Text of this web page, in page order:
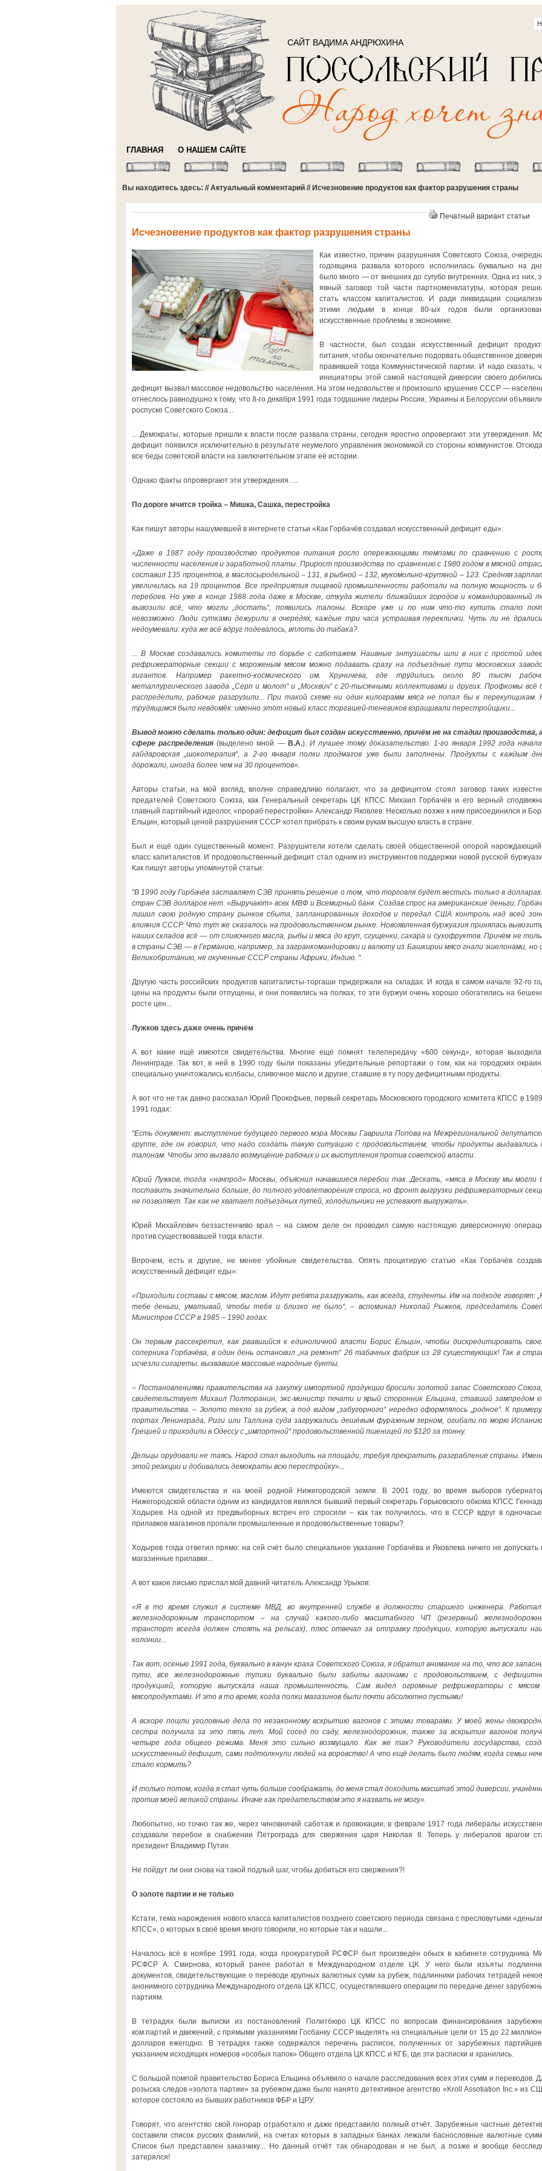
САЙТ ВАДИМА АНДРЮХИНА
ГЛАВНАЯ О НАШЕМ САЙТЕ
Вы находитесь здесь: //Актуальный комментарий // Исчезновение продуктов как фактор разрушения страны
Печатный вариант статьи
Исчезновение продуктов как фактор разрушения страны
Как известно, причин разрушения Советского Союза,
годовщина развала которого исполнилась буквально на
было много — от внешних до сугубо внутренних. Одна из них,
явный заговор той части партноменклатуры, которая
стать классом капиталистов. И ради ликвидации
этими людьми в конце 80-ых годов были
искусственные проблемы в экономике.
В частности, был создан искусственный дефицит
питания, чтобы окончательно подорвать общественное
правившей тогда Коммунистической партии. И надо сказать,
инициаторы этой самой настоящей диверсии своего
дефицит вызвал массовое недовольство населения. На этом недовольстве и произошло крушение СССР —
отнеслось равнодушно к тому, что 8-го декабря 1991 года тогдашние лидеры России, Украины и Белоруссии
роспуске Советского Союза...
... Демократы, которые пришли к власти после развала страны, сегодня яростно опровергают эти утверждения.
дефицит появился исключительно в результате неумелого управления экономикой со стороны коммунистов.
все беды советской власти на заключительном этапе её истории.
Однако факты опровергают эти утверждения. ...
По дороге мчится тройка – Мишка, Сашка, перестройка
Как пишут авторы нашумевшей в интернете статьи «Как Горбачёв создавал искусственный дефицит еды»:
«Даже в 1987 году производство продуктов питания росло опережающими темпами по сравнению с
численности населения и заработной платы. Прирост производства по сравнению с 1980 годом в мясной
составил 135 процентов, в маслосыродельной – 131, в рыбной – 132, мукомольно-крупяной – 123. Средняя
увеличилась на 19 процентов. Все предприятия пищевой промышленности работали на полную мощность и
перебоев. Но уже в конце 1988 года даже в Москве, откуда жители ближайших городов и командированный
вывозили всё, что могли „достать“, появились талоны. Вскоре уже и по ним что-то купить стало
невозможно. Люди сутками дежурили в очередях, каждые три часа устраивая переклички. Чуть ли не
недоумевали: куда же всё вдруг подевалось, вплоть до табака?
... В Москве создавались комитеты по борьбе с саботажем. Наивные энтузиасты шли в них с простой
рефрижераторные секции с мороженым мясом можно подавать сразу на подъездные пути московских
гигантов. Например ракетно-космического им. Хруничева, где трудились около 80 тысяч
металлургического завода „Серп и молот“ и „Москвич“ с 20-тысячными коллективами и других. Профкомы всё
распределили, рабочие разгрузили... При такой схеме ни один килограмм мяса не попал бы к перекупщикам.
трудящимся было невдомёк: именно этот новый класс торгашей-теневиков взращивали перестройщики...
Вывод можно сделать только один: дефицит был создан искусственно, причём не на стадии производства,
сфере распределения(выделено мной — В.А.). И лучшее тому доказательство: 1-го января 1992 года
гайдаровская „шокотерапия“, а 2-го января полки продмагов уже были заполнены. Продукты с каждым
дорожали, иногда более чем на 30 процентов».
Авторы статьи, на мой взгляд, вполне справедливо полагают, что за дефицитом стоял заговор таких
предателей Советского Союза, как Генеральный секретарь ЦК КПСС Михаил Горбачёв и его верный
главный партийный идеолог, «прораб перестройки» Александр Яковлев. Несколько позже к ним присоединился и
Ельцин, который ценой разрушения СССР хотел прибрать к своим рукам высшую власть в стране.
Был и ещё один существенный момент. Разрушители хотели сделать своей общественной опорой
класс капиталистов. И продовольственный дефицит стал одним из инструментов поддержки новой русской
Как пишут авторы упомянутой статьи:
"В 1990 году Горбачёв заставляет СЭВ принять решение о том, что торговля будет вестись только в
стран СЭВ долларов нет. «Выручают» всех МВФ и Всемирный банк. Создав спрос на американские деньги,
лишил свою родную страну рынков сбыта, запланированных доходов и передал США контроль над всей
влияния СССР. Что тут же сказалось на продовольственном рынке. Новоявленная буржуазия принялась
наших складов всё — от сливочного масла, рыбы и мяса до круп, сгущенки, сахара и сухофруктов. Причём не
в страны СЭВ — в Германию, например, за загранкомандировки и валюту из Башкирии мясо гнали эшелонами, но
Великобританию, не окученные СССР страны Африки, Индию. ".
Другую часть российских продуктов капиталисты-торгаши придержали на складах. И когда в самом начале 92-го
цены на продукты были отпущены, и они появились на полках, то эти буржуи очень хорошо обогатились на
росте цен...
Лужков здесь даже очень причём
А вот какие ещё имеются свидетельства. Многие ещё помнят телепередачу «600 секунд», которая
Ленинграде. Так вот, в ней в 1990 году были показаны убедительные репортажи о том, как на городских
специально уничтожались колбасы, сливочное масло и другие, ставшие в ту пору дефицитными продукты.
А вот что не так давно рассказал Юрий Прокофьев, первый секретарь Московского городского комитета КПСС в
1991 годах:
"Есть документ: выступление будущего первого мэра Москвы Гавриила Попова на Межрегиональной
группе, где он говорил, что надо создать такую ситуацию с продовольствием, чтобы продукты выдавались
талонам. Чтобы это вызвало возмущение рабочих и их выступления против советской власти.
Юрий Лужков, тогда «начпрод» Москвы, объяснил начавшиеся перебои так. Дескать, «мяса в Москву мы могли
поставить значительно больше, до полного удовлетворения спроса, но фронт выгрузки рефрижераторных
не позволяет. Так как не хватает подъездных путей, холодильники не успевают выгружать».
Юрий Михайлович беззастенчиво врал – на самом деле он проводил самую настоящую диверсионную
против существовавшей тогда власти.
Впрочем, есть и другие, не менее убойные свидетельства. Опять процитирую статью «Как Горбачёв
искусственный дефицит еды»:
«Приходили составы с мясом, маслом. Идут ребята разгружать, как всегда, студенты. Им на подходе говорят:
тебе деньги, уматывай, чтобы тебя и близко не было“, – вспоминал Николай Рыжков, председатель
Министров СССР в 1985 – 1990 годах.
Он первым рассекретил, как рвавшийся к единоличной власти Борис Ельцин, чтобы дискредитировать
соперника Горбачёва, в один день остановил „на ремонт“ 26 табачных фабрик из 28 существующих! Так в
исчезли сигареты, вызвавшие массовые народные бунты.
– Постановлениями правительства на закупку импортной продукции бросили золотой запас Советского
свидетельствует Михаил Полторанин, экс-министр печати и ярый сторонник Ельцина, ставший зампредом
правительства. – Золото текло за рубеж, а под видом „забугорного“ нередко оформлялось „родное“. К
портах Ленинграда, Риги или Таллина суда загружались дешёвым фуражным зерном, огибали по морю
Грецией и приходили в Одессу с „импортной“ продовольственной пшеницей по $120 за тонну.
Дельцы орудовали не таясь. Народ стал выходить на площади, требуя прекратить разграбление страны.
этой реакции и добивались демократы всю перестройку»...
Имеются свидетельства и на моей родной Нижегородской земле. В 2001 году, во время выборов
Нижегородской области одним из кандидатов являлся бывший первый секретарь Горьковского обкома КПСС
Ходырев. На одной из предвыборных встреч его спросили – как так получилось, что в СССР вдруг в
прилавков магазинов пропали промышленные и продовольственные товары?
Ходырев тогда ответил прямо: на сей счёт было специальное указание Горбачёва и Яковлева ничего не допускать
магазинные прилавки...
А вот какое письмо прислал мой давний читатель Александр Урыков:
«Я в то время служил в системе МВД, во внутренней службе в должности старшего инженера.
железнодорожным транспортом – на случай какого-либо масштабного ЧП (резервный
транспорт всегда должен стоять на рельсах), плюс отвечал за отправку продукции, которую выпускали
колонии...
Так вот, осенью 1991 года, буквально в канун краха Советского Союза, я обратил внимание на то, что все
пути, все железнодорожные тупики буквально были забиты вагонами с продовольствием, с
продукцией, которую выпускала наша промышленность. Сам видел огромные рефрижераторы с
мясопродуктами. И это в то время, когда полки магазинов были почти абсолютно пустыми!
А вскоре пошли уголовные дела по незаконному вскрытию вагонов с этими товарами. У моей жены
сестра получила за это пять лет. Мой сосед по саду, железнодорожник, также за вскрытие вагонов
четыре года общего режима. Меня это сильно возмущало. Как же так? Руководители государства,
искусственный дефицит, сами подтолкнули людей на воровство! А что ещё делать было людям, когда семьи
стало кормить?
И только потом, когда я стал чуть больше соображать, до меня стал доходить масштаб этой диверсии,
против моей великой страны. Иначе как предательством это я назвать не могу».
Любопытно, но точно так же, через чиновничий саботаж и провокации, в феврале 1917 года либералы
создавали перебои в снабжении Петрограда для свержения царя Николая II. Теперь у либералов врагом
президент Владимир Путин.
Не пойдут ли они снова на такой подлый шаг, чтобы добиться его свержения?!
О золоте партии и не только
Кстати, тема нарождения нового класса капиталистов позднего советского периода связана с пресловутыми
КПСС», о которых в своё время много говорили, но которые так и нашли...
Началось всё в ноябре 1991 года, когда прокуратурой РСФСР был произведён обыск в кабинете сотрудника
РСФСР А. Смирнова, который ранее работал в Международном отделе ЦК. У него были изъяты
документов, свидетельствующие о переводе крупных валютных сумм за рубеж, подлинники рабочих тетрадей
анонимного сотрудника Международного отдела ЦК КПСС, осуществлявшего операции по передаче денег
партиям.
В тетрадях были выписки из постановлений Политбюро ЦК КПСС по вопросам финансирования
ком.партий и движений, с прямыми указаниями Госбанку СССР выделять на специальные цели от 15 до 22
долларов ежегодно. В тетрадях также содержался перечень расписок, полученных от зарубежных
указанием исходящих номеров «особых папок» Общего отдела ЦК КПСС и КГБ, где эти расписки и хранились.
С большой помпой правительство Бориса Ельцина объявило о начале расследования всех этих сумм и переводов.
розыска следов «золота партии» за рубежом даже было нанято детективное агентство «Kroll Assotiation Inc.» из
которое состояло из бывших работников ФБР и ЦРУ.
Говорят, что агентство свой гонорар отработало и даже представило полный отчёт. Зарубежные частные
составили список русских фамилий, на счетах которых в западных банках лежали баснословные валютные
Список был представлен заказчику... Но данный отчёт так обнародован и не был, а позже и вообще
затерялся!